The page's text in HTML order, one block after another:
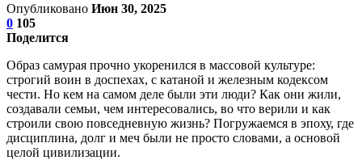
Опубликовано Июн 30, 2025
0 105
Поделится
Образ самурая прочно укоренился в массовой культуре:
строгий воин в доспехах, с катаной и железным кодексом
чести. Но кем на самом деле были эти люди? Как они жили,
создавали семьи, чем интересовались, во что верили и как
строили свою повседневную жизнь? Погружаемся в эпоху, где
дисциплина, долг и меч были не просто словами, а основой
целой цивилизации.